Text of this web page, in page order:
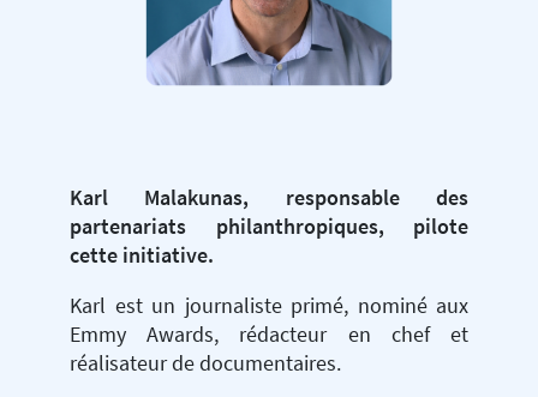
Karl Malakunas, responsable des
partenariats philanthropiques, pilote
cette initiative.
Karl est un journaliste primé, nominé aux
Emmy Awards, rédacteur en chef et
réalisateur de documentaires.